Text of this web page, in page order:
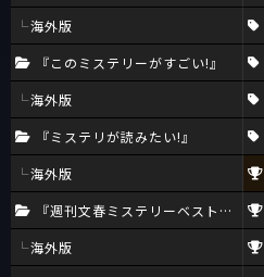
海外版
『このミステリーがすごい!』
海外版
『ミステリが読みたい!』
海外版
『週刊文春ミステリーベスト10』
海外版